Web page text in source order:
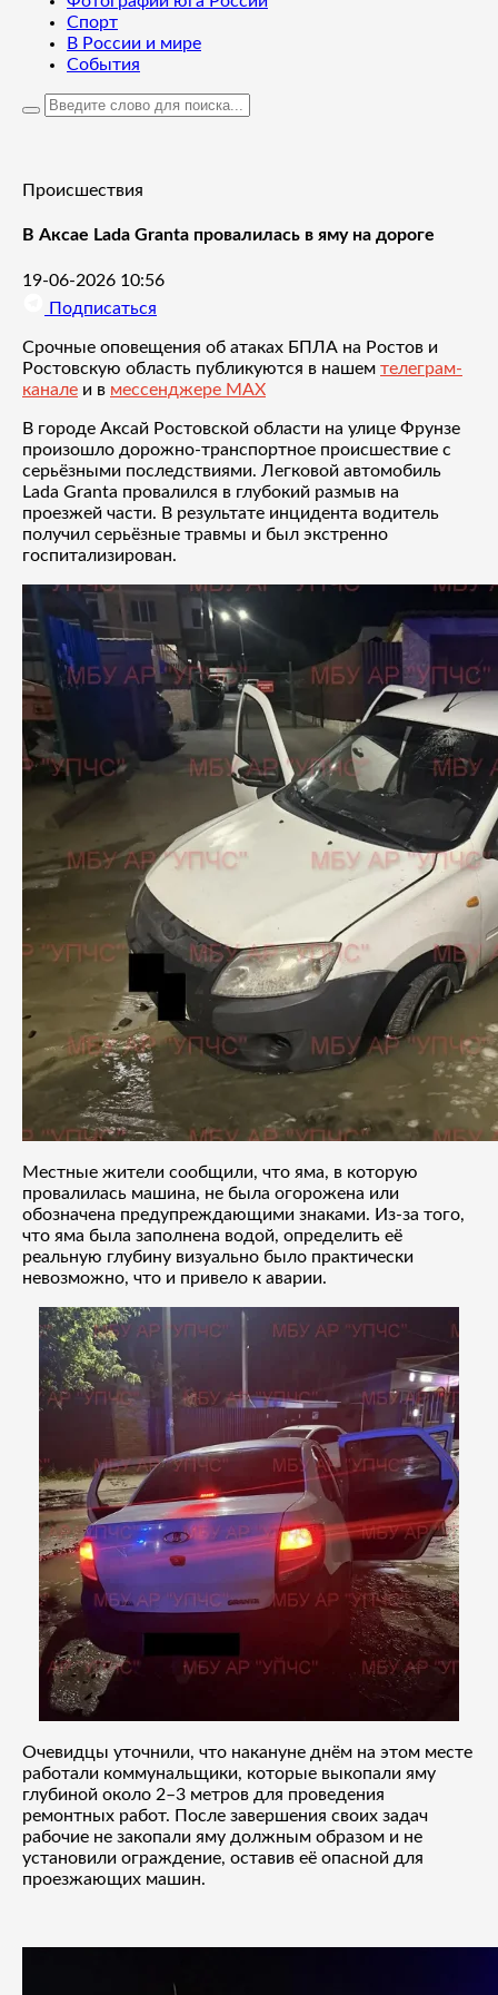
Спорт
В России и мире
События
Происшествия
В Аксае Lada Granta провалилась в яму на дороге
19-06-2026 10:56
Подписаться
Срочные оповещения об атаках БПЛА на Ростов и
Ростовскую область публикуются в нашем телеграм-
канале и в мессенджере MAX
В городе Аксай Ростовской области на улице Фрунзе
произошло дорожно-транспортное происшествие с
серьёзными последствиями. Легковой автомобиль
Lada Granta провалился в глубокий размыв на
проезжей части. В результате инцидента водитель
получил серьёзные травмы и был экстренно
госпитализирован.
Местные жители сообщили, что яма, в которую
провалилась машина, не была огорожена или
обозначена предупреждающими знаками. Из-за того,
что яма была заполнена водой, определить её
реальную глубину визуально было практически
невозможно, что и привело к аварии.
Очевидцы уточнили, что накануне днём на этом месте
работали коммунальщики, которые выкопали яму
глубиной около 2–3 метров для проведения
ремонтных работ. После завершения своих задач
рабочие не закопали яму должным образом и не
установили ограждение, оставив её опасной для
проезжающих машин.